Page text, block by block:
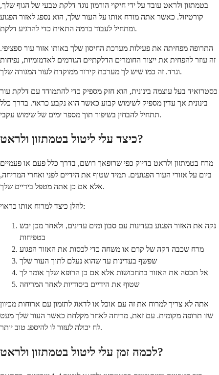
בטמתזון ולראט עובד על ידי חיקוי הורמון נוגד דלקת טבעי של הגוף שלך,
קורטיזול. כאשר אתה מורח אותו על העור שלך, הוא נספג לאזור הפגוע
ומתחיל לעבוד ברמה התאית כדי להרגיע דלקת.
התרופה מפחיתה את פעילות מערכת החיסון שלך באותו אזור עור ספציפי.
זה עוזר להפחית את ייצור החומרים הדלקתיים הגורמים לאדמומיות, נפיחות
וגרד. זה כמו שיש לך מערכת קירור ממוקדת לעור המגורה שלך.
כסטרואיד בעל עוצמה בינונית, הוא חזק מספיק כדי להתמודד עם דלקת עור
בינונית אך עדין מספיק לשימוש קבוע כאשר הוא נקבע כראוי. בדרך כלל
תתחיל להבחין בשיפור תוך מספר ימים של שימוש עקבי.
כיצד עלי ליטול בטמתזון ולראט?
מרח בטמתזון ולראט בדיוק כפי שרופאך רושם, בדרך כלל פעם או פעמיים
ביום על אזורי העור הפגועים. תמיד שטוף את הידיים לפני ואחרי המריחה,
אלא אם כן אתה מטפל בידיים שלך.
להלן כיצד למרוח אותו כראוי:
נקה את האזור הפגוע בעדינות עם סבון ומים עדינים, ולאחר מכן יבש
בטפיחות
מרח שכבה דקה של קרם או משחה כדי לכסות את האזור הפגוע
שפשף בעדינות עד שהוא נעלם לתוך העור שלך
אל תכסה את האזור בתחבושות אלא אם כן הרופא שלך אומר לך
שטוף את הידיים ביסודיות לאחר המריחה
אתה לא צריך למרוח את זה עם אוכל או לדאוג לתזמון עם ארוחות מכיוון
שזו תרופה מקומית. עם זאת, מריחה לאחר מקלחת כאשר העור שלך מעט
לח יכולה לעזור לו להיספג טוב יותר.
לכמה זמן עלי ליטול בטמתזון ולראט?